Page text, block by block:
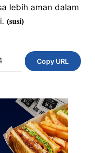
lebih aman dalam
(susi)
Copy URL